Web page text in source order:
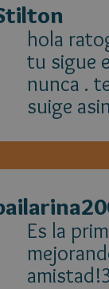
hola
tu sigue
nunca .
suige
Es la